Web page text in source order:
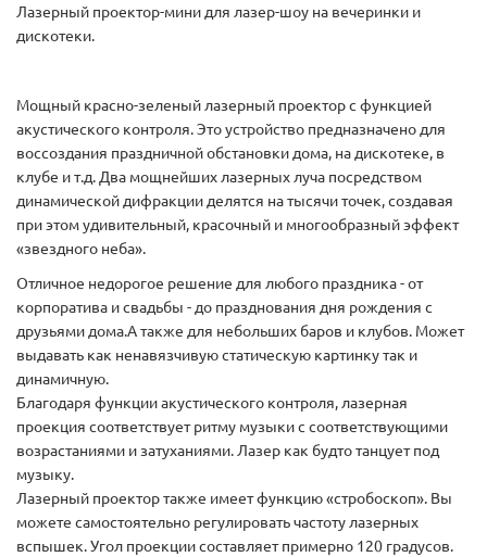
Лазерный проектор-мини для лазер-шоу на вечеринки и
дискотеки.
Мощный красно-зеленый лазерный проектор с функцией
акустического контроля. Это устройство предназначено для
воссоздания праздничной обстановки дома, на дискотеке, в
клубе и т.д. Два мощнейших лазерных луча посредством
динамической дифракции делятся на тысячи точек, создавая
при этом удивительный, красочный и многообразный эффект
«звездного неба».
Отличное недорогое решение для любого праздника - от
корпоратива и свадьбы - до празднования дня рождения с
друзьями дома.А также для небольших баров и клубов. Может
выдавать как ненавязчивую статическую картинку так и
динамичную.
Благодаря функции акустического контроля, лазерная
проекция соответствует ритму музыки с соответствующими
возрастаниями и затуханиями. Лазер как будто танцует под
музыку.
Лазерный проектор также имеет функцию «стробоскоп». Вы
можете самостоятельно регулировать частоту лазерных
вспышек. Угол проекции составляет примерно 120 градусов.